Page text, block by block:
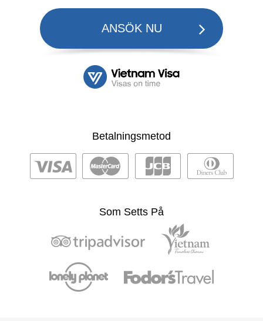
ANSÖK NU
Betalningsmetod
Som Setts På